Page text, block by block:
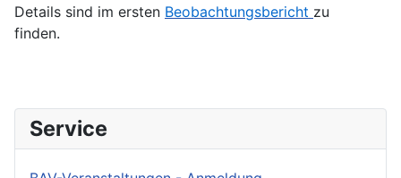
Details sind im ersten Beobachtungsbericht zu
finden.
Service